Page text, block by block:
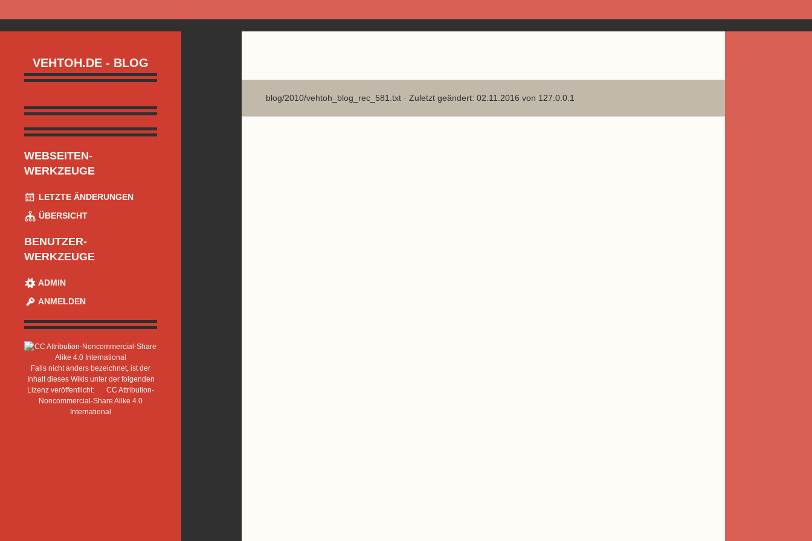
VEHTOH.DE - BLOG
WEBSEITEN-
WERKZEUGE
LETZTE ÄNDERUNGEN
ÜBERSICHT
BENUTZER-
WERKZEUGE
ADMIN
ANMELDEN
Falls nicht anders bezeichnet, ist der
Inhalt dieses Wikis unter der folgenden
Lizenz veröffentlicht:
CC Attribution-
Noncommercial-Share Alike 4.0
International
blog/2010/vehtoh_blog_rec_581.txt · Zuletzt geändert: 02.11.2016 von 127.0.0.1